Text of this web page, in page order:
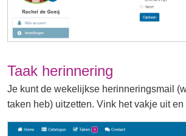
Taak herinnering
Je kunt de wekelijkse herinneringsmail
taken heb) uitzetten. Vink het vakje uit